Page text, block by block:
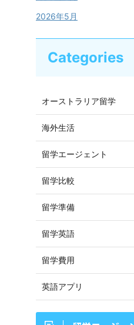
2026年5月
Categories
オーストラリア留学
海外生活
留学エージェント
留学比較
留学準備
留学英語
留学費用
英語アプリ